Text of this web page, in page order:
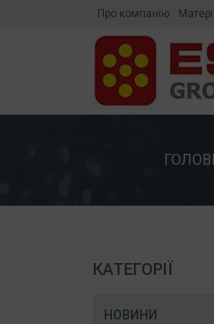
Про компанію
КАТЕГОРІЇ
НОВИНИ